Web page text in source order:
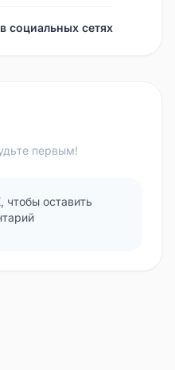
социальных сетях
первым!
чтобы оставить